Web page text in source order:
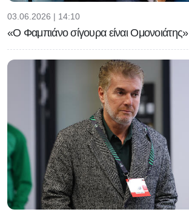
03.06.2026 | 14:10
«Ο Φαμπιάνο σίγουρα είναι Ομονοιάτης»